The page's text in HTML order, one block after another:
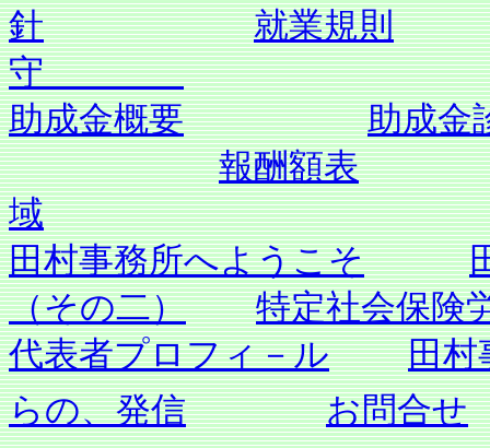
針
就業規則
守
助成金概要
助成金
報酬額表
域
田村事務所へようこそ
（その二）
特定社会保険
代表者プロフィ－ル
田
らの、発信
お問合せ